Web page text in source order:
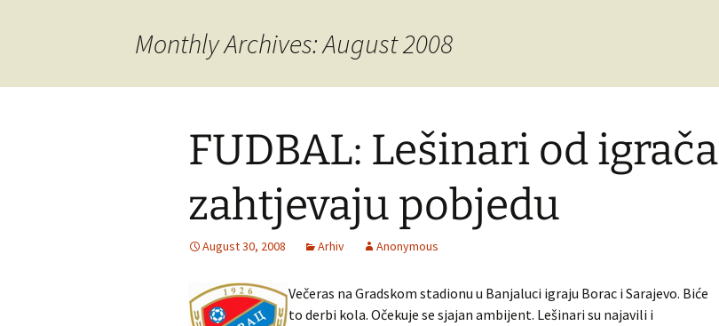
Monthly Archives: August 2008
FUDBAL: Lešinari od igrača
zahtjevaju pobjedu
August 30, 2008 Arhiv Anonymous
Večeras na Gradskom stadionu u Banjaluci igraju Borac i Sarajevo. Biće
to derbi kola. Očekuje se sjajan ambijent. Lešinari su najavili i